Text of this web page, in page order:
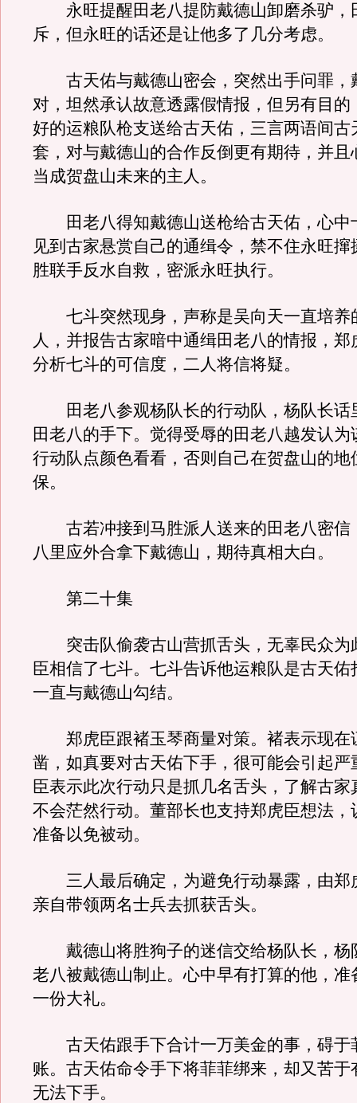
永旺提醒田老八提防戴德山卸磨杀驴，
斥，但永旺的话还是让他多了几分考虑。
古天佑与戴德山密会，突然出手问罪，
对，坦然承认故意透露假情报，但另有目的
好的运粮队枪支送给古天佑，三言两语间古
套，对与戴德山的合作反倒更有期待，并且
当成贺盘山未来的主人。
田老八得知戴德山送枪给古天佑，心中
见到古家悬赏自己的通缉令，禁不住永旺撺
胜联手反水自救，密派永旺执行。
七斗突然现身，声称是吴向天一直培养
人，并报告古家暗中通缉田老八的情报，郑
分析七斗的可信度，二人将信将疑。
田老八参观杨队长的行动队，杨队长话
田老八的手下。觉得受辱的田老八越发认为
行动队点颜色看看，否则自己在贺盘山的地
保。
古若冲接到马胜派人送来的田老八密信
八里应外合拿下戴德山，期待真相大白。
第二十集
突击队偷袭古山营抓舌头，无辜民众为
臣相信了七斗。七斗告诉他运粮队是古天佑
一直与戴德山勾结。
郑虎臣跟褚玉琴商量对策。褚表示现在
凿，如真要对古天佑下手，很可能会引起严
臣表示此次行动只是抓几名舌头，了解古家
不会茫然行动。董部长也支持郑虎臣想法，
准备以免被动。
三人最后确定，为避免行动暴露，由郑
亲自带领两名士兵去抓获舌头。
戴德山将胜狗子的迷信交给杨队长，杨
老八被戴德山制止。心中早有打算的他，准
一份大礼。
古天佑跟手下合计一万美金的事，碍于
账。古天佑命令手下将菲菲绑来，却又苦于
无法下手。